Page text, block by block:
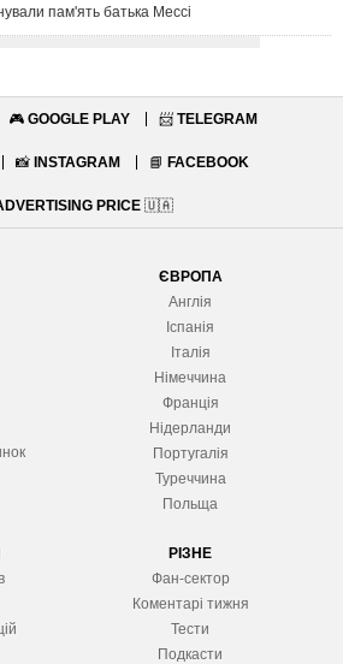
пам'ять батька Мессі
🎮 GOOGLE PLAY 📨 TELEGRAM
📸 INSTAGRAM 📘 FACEBOOK
PRICE 🇺🇦
ЄВРОПА
Англія
Іспанія
Італія
Німеччина
Франція
Нідерланди
Португалія
Туреччина
Польща
РІЗНЕ
Фан-сектор
Коментарі тижня
Тести
Подкасти